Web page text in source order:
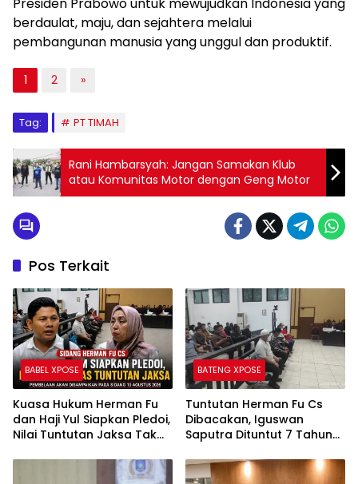
1 2 »
Tag:
atau Komunitas Motor dengan Geng Motor
Pos Terkait
BABEL XPOSE
Kuasa Hukum Herman Fu
dan Haji Yul Siapkan Pledoi,
Nilai Tuntutan Jaksa Tak
Sesuai Fakta Persidangan
BATENG XPOSE
Tuntutan Herman Fu Cs
Dibacakan, Iguswan
Saputra Dituntut 7 Tahun
Penjara dan Uang
Pengganti Rp45 Miliar